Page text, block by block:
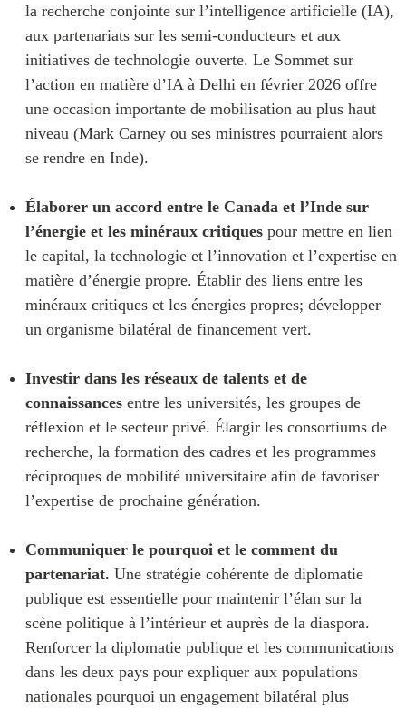
la recherche conjointe sur l’intelligence artificielle (IA),
aux partenariats sur les semi-conducteurs et aux
initiatives de technologie ouverte. Le Sommet sur
l’action en matière d’IA à Delhi en février 2026 offre
une occasion importante de mobilisation au plus haut
niveau (Mark Carney ou ses ministres pourraient alors
se rendre en Inde).
Élaborer un accord entre le Canada et l’Inde sur
l’énergie et les minéraux critiques pour mettre en lien
le capital, la technologie et l’innovation et l’expertise en
matière d’énergie propre. Établir des liens entre les
minéraux critiques et les énergies propres; développer
un organisme bilatéral de financement vert.
Investir dans les réseaux de talents et de
connaissances entre les universités, les groupes de
réflexion et le secteur privé. Élargir les consortiums de
recherche, la formation des cadres et les programmes
réciproques de mobilité universitaire afin de favoriser
l’expertise de prochaine génération.
Communiquer le pourquoi et le comment du
partenariat. Une stratégie cohérente de diplomatie
publique est essentielle pour maintenir l’élan sur la
scène politique à l’intérieur et auprès de la diaspora.
Renforcer la diplomatie publique et les communications
dans les deux pays pour expliquer aux populations
nationales pourquoi un engagement bilatéral plus